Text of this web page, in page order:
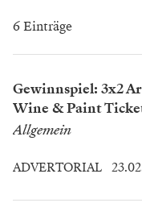
6 Einträge
Gewinnspiel: 3x2
Wine & Paint
Allgemein
ADVERTORIAL